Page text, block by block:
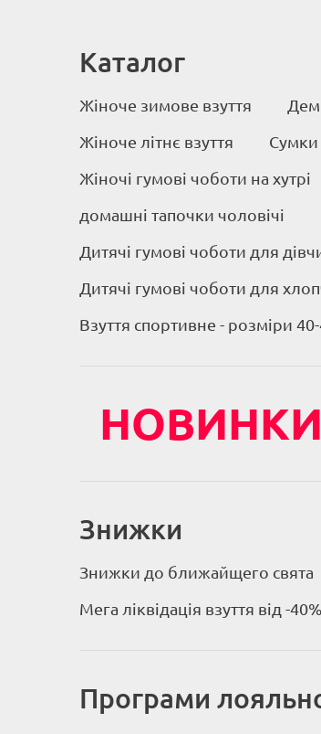
Каталог
Жіноче зимове взуття
Жіноче літнє взуття
Сумки
Жіночі гумові чоботи на хутрі
домашні тапочки чоловічі
Дитячі гумові чоботи для
Дитячі гумові чоботи для
Взуття спортивне - розміри
НОВИНКИ
Знижки
Знижки до ближайщего свята
Мега ліквідація взуття від -40%
Програми